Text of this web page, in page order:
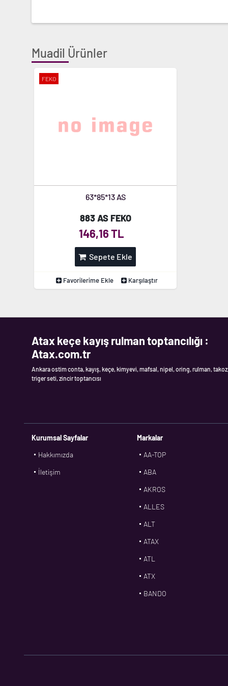
Muadil Ürünler
FEKO
63*85*13 AS
883 AS FEKO
146,16 TL
Sepete Ekle
Favorilerime Ekle Karşılaştır
Atax keçe kayış rulman toptancılığı :
Atax.com.tr
Ankara ostim conta, kayış, keçe, kimyevi, mafsal, nipel, oring, rulman,
triger seti, zincir toptancısı
Kurumsal Sayfalar
Hakkımızda
İletişim
Markalar
AA-TOP
ABA
AKROS
ALLES
ALT
ATAX
ATL
ATX
BANDO